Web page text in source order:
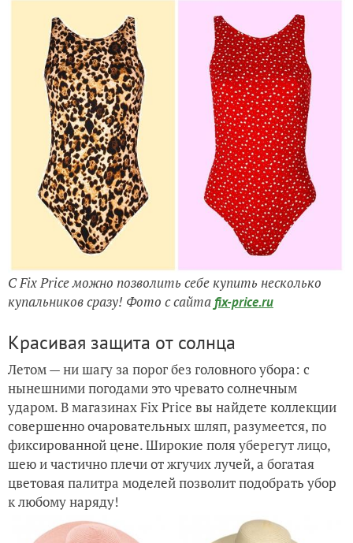
С Fix Price можно позволить себе купить несколько
купальников сразу! Фото с сайта fix-price.ru
Красивая защита от солнца
Летом — ни шагу за порог без головного убора: с
нынешними погодами это чревато солнечным
ударом. В магазинах Fix Price вы найдете коллекции
совершенно очаровательных шляп, разумеется, по
фиксированной цене. Широкие поля уберегут лицо,
шею и частично плечи от жгучих лучей, а богатая
цветовая палитра моделей позволит подобрать убор
к любому наряду!